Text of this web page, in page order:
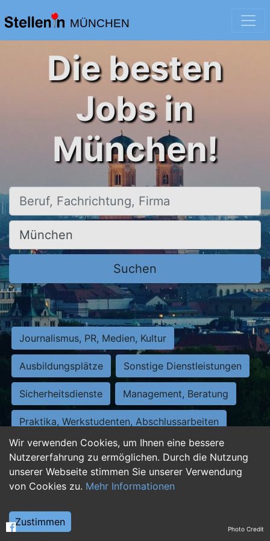
MÜNCHEN
Wir verwenden Cookies, um Ihnen eine bessere
Nutzererfahrung zu ermöglichen. Durch die Nutzung
unserer Webseite stimmen Sie unserer Verwendung
von Cookies zu. Mehr Informationen
Zustimmen
Die besten
Jobs in
München!
Beruf, Fachrichtung, Firma
Ort, Stadt
Suchen
Journalismus, PR, Medien, Kultur
Ausbildungsplätze Sonstige Dienstleistungen
Sicherheitsdienste Management, Beratung
Praktika, Werkstudenten, Abschlussarbeiten
Personalwesen Assistenz, Sekretariat
Hilfskräfte, Aushilfs- und Nebenjobs
Weiterbildung, Studium, duale Ausbildung Photo Credit